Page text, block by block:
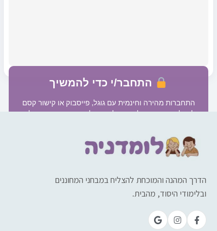
התחבר/י כדי להמשיך
התחברות מהירה וחינמית עם גוגל, פייסבוק או קישור קסם
למייל. בנוסף תקבלו גישה לשיעור לדוגמה מהקורס המלא.
התחבר/י כדי להמשיך ←
הדרך המהנה והמוכחת להצליח במבחני המחוננים
ובלימודי היסוד, מהבית.